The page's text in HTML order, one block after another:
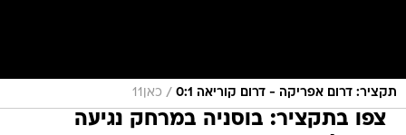
תקציר: דרום אפריקה - דרום קוריאה 0:1 / כאן11
צפו בתקציר: בוסניה במרחק נגיעה